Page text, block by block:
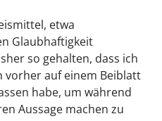
etwa
Glaubhaftigkeit
so gehalten, dass ich
vorher auf einem Beiblatt
habe, um während
Aussage machen zu